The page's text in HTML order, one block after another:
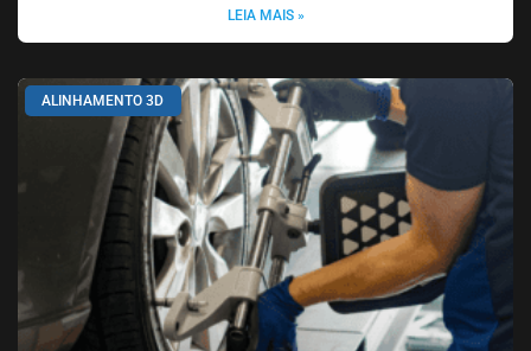
LEIA MAIS »
ALINHAMENTO 3D